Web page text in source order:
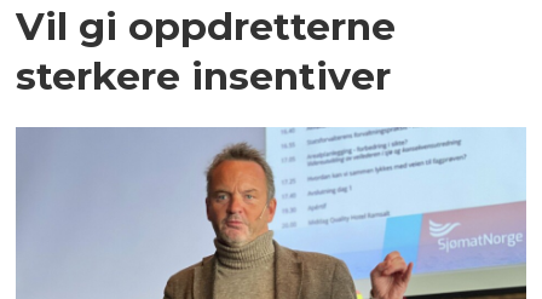
Vil gi oppdretterne
sterkere insentiver